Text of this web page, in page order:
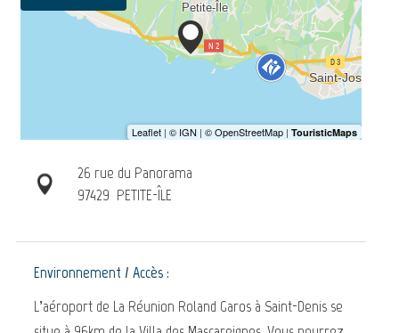
26 rue du Panorama
97429 PETITE-ÎLE
Environnement / Accès :
L’aéroport de La Réunion Roland Garos à Saint-Denis se